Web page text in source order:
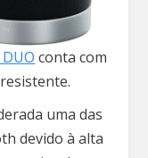
conta com
uma das
devido à alta